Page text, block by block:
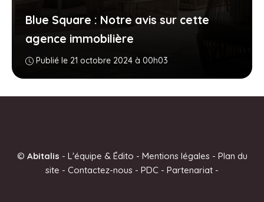
Blue Square : Notre avis sur cette
agence immobilière
Publié le 21 octobre 2024 à 00h03
© Abitalis - L'équipe & Édito - Mentions légales- Plan du
site - Contactez-nous - PDC - Partenariat -